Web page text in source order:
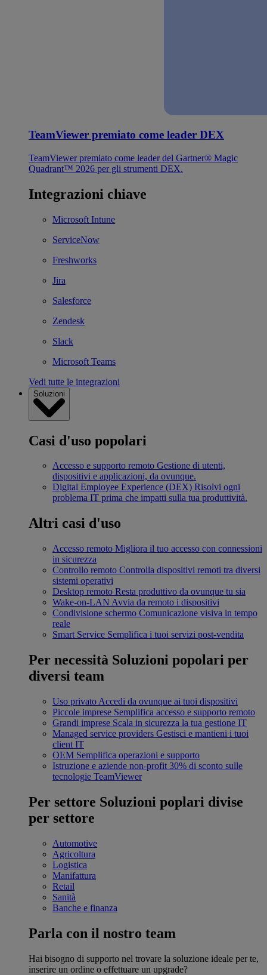
TeamViewer premiato come leader DEX
TeamViewer premiato come leader del Gartner® Magic
Quadrant™ 2026 per gli strumenti DEX.
Integrazioni chiave
Microsoft Intune
ServiceNow
Freshworks
Jira
Salesforce
Zendesk
Slack
Microsoft Teams
Vedi tutte le integrazioni
Soluzioni
Casi d'uso popolari
Accesso e supporto remoto Gestione di utenti,
dispositivi e applicazioni, da ovunque.
Digital Employee Experience (DEX) Risolvi ogni
problema IT prima che impatti sulla tua produttività.
Altri casi d'uso
Accesso remoto Migliora il tuo accesso con connessioni
in sicurezza
Controllo remoto Controlla dispositivi remoti tra diversi
sistemi operativi
Desktop remoto Resta produttivo da ovunque tu sia
Wake-on-LAN Avvia da remoto i dispositivi
Condivisione schermo Comunicazione visiva in tempo
reale
Smart Service Semplifica i tuoi servizi post-vendita
Per necessità Soluzioni popolari per
diversi team
Uso privato Accedi da ovunque ai tuoi dispositivi
Piccole imprese Semplifica accesso e supporto remoto
Grandi imprese Scala in sicurezza la tua gestione IT
Managed service providers Gestisci e mantieni i tuoi
client IT
OEM Semplifica operazioni e supporto
Istruzione e aziende non-profit 30% di sconto sulle
tecnologie TeamViewer
Per settore Soluzioni poplari divise
per settore
Automotive
Agricoltura
Logistica
Manifattura
Retail
Sanità
Banche e finanza
Parla con il nostro team
Hai bisogno di supporto nel trovare la soluzione ideale per te,
inserire un ordine o effettuare un upgrade?